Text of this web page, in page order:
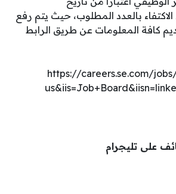
وحتى الاكتفاء بالعدد المطلوب، حيث يتم رفع
كافة المعلومات عن طريق الرابط
https://careers.se.com/
على تليجرام